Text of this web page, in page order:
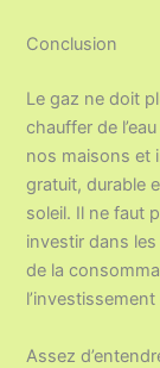
Conclusion
Le gaz ne doit
chauffer de
nos maisons et
gratuit, durable
soleil. Il ne faut
investir dans
de la
Assez